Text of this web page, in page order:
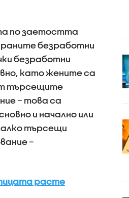
по заетостта
безработни
безработни
като жените са
търсещите
– това са
и начално или
търсещи
–
расте